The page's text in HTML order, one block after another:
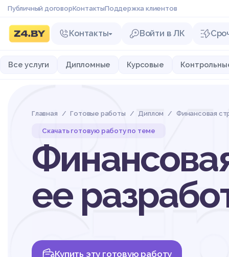
Публичный договорКонтактыПоддержка клиентов
Контакты Войти в ЛК
Все услуги Дипломные Курсовые
Главная Готовые работы Диплом Финансовая
Скачать готовую работу по теме
ее
Купить эту готовую работу